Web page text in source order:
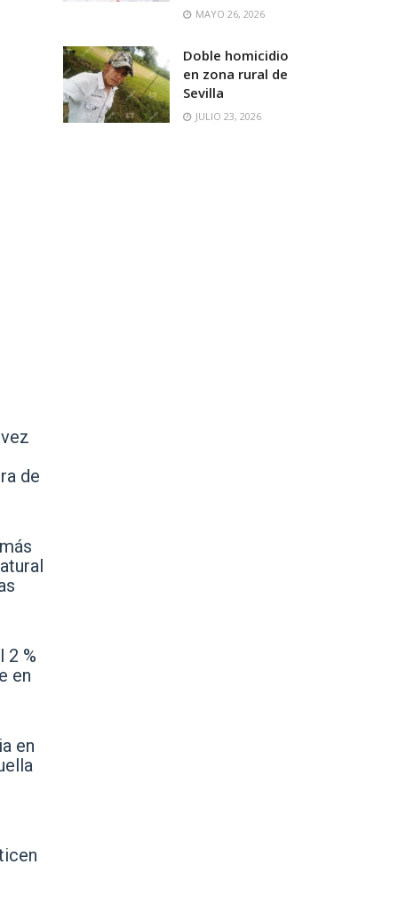
de
2 %
en
en
MAYO 26, 2026
Doble homicidio
en zona rural de
Sevilla
JULIO 23, 2026